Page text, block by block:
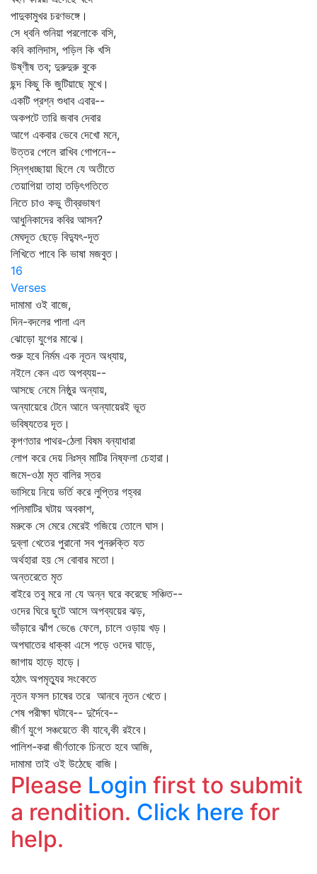
পাদুকামুখর চরণভঙ্গে।
সে ধ্বনি শুনিয়া পরলোকে বসি,
কবি কালিদাস, পড়িল কি খসি
উষ্ণীষ তব; দুরুদুরু বুকে
ছন্দ কিছু কি জুটিয়াছে মুখে।
একটি প্রশ্ন শুধাব এবার--
অকপটে তারি জবাব দেবার
আগে একবার ভেবে দেখো মনে,
উত্তর পেলে রাখিব গোপনে--
স্নিগ্ধচ্ছায়া ছিলে যে অতীতে
তেয়াগিয়া তাহা তড়িৎগতিতে
নিতে চাও কভু তীব্রভাষণ
আধুনিকাদের কবির আসন?
মেঘদূত ছেড়ে বিদ্যুৎ-দূত
লিখিতে পাবে কি ভাষা মজবুত।
16
Verses
দামামা ওই বাজে,
দিন-বদলের পালা এল
ঝোড়ো যুগের মাঝে।
শুরু হবে নির্মম এক নূতন অধ্যায়,
নইলে কেন এত অপব্যয়--
আসছে নেমে নিষ্ঠুর অন্যায়,
অন্যায়েরে টেনে আনে অন্যায়েরই ভূত
ভবিষ্যতের দূত।
কৃপণতার পাথর-ঠেলা বিষম বন্যাধারা
লোপ করে দেয় নিঃস্ব মাটির নিষ্ফলা চেহারা।
জমে-ওঠা মৃত বালির স্তর
ভাসিয়ে নিয়ে ভর্তি করে লুপ্তির গহ্বর
পলিমাটির ঘটায় অবকাশ,
মরুকে সে মেরে মেরেই গজিয়ে তোলে ঘাস।
দুব্‌লা খেতের পুরানো সব পুনরুক্তি যত
অর্থহারা হয় সে বোবার মতো।
অন্তরেতে মৃত
বাইরে তবু মরে না যে অন্ন ঘরে করেছে সঞ্চিত--
ওদের ঘিরে ছুটে আসে অপব্যয়ের ঝড়,
ভাঁড়ারে ঝাঁপ ভেঙে ফেলে, চালে ওড়ায় খড়।
অপঘাতের ধাক্কা এসে পড়ে ওদের ঘাড়ে,
জাগায় হাড়ে হাড়ে।
হঠাৎ অপমৃত্যুর সংকেতে
নূতন ফসল চাষের তরে আনবে নূতন খেতে।
শেষ পরীক্ষা ঘটাবে-- দুর্দৈবে--
জীর্ণ যুগে সঞ্চয়েতে কী যাবে,কী রইবে।
পালিশ-করা জীর্ণতাকে চিনতে হবে আজি,
দামামা তাই ওই উঠেছে বাজি।
Please Login first to submit
a rendition. Click here for
help.